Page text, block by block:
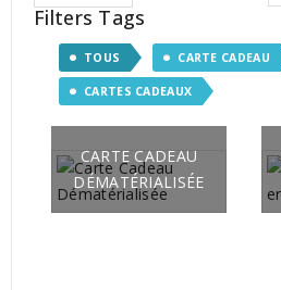
Filters Tags
TOUS CARTE CADEAU
CARTES CADEAUX
CARTE CADEAU
DÉMATÉRIALISÉE